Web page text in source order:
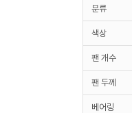
분류
색상
팬 개수
팬 두께
베어링